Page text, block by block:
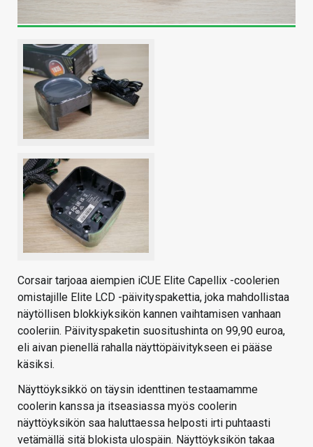
Corsair tarjoaa aiempien iCUE Elite Capellix -coolerien
omistajille Elite LCD -päivityspakettia, joka mahdollistaa
näytöllisen blokkiyksikön kannen vaihtamisen vanhaan
cooleriin. Päivityspaketin suositushinta on 99,90 euroa,
eli aivan pienellä rahalla näyttöpäivitykseen ei pääse
käsiksi.
Näyttöyksikkö on täysin identtinen testaamamme
coolerin kanssa ja itseasiassa myös coolerin
näyttöyksikön saa haluttaessa helposti irti puhtaasti
vetämällä sitä blokista ulospäin. Näyttöyksikön takaa